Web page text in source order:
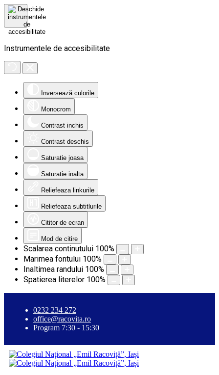
Instrumentele de accesibilitate
Inversează culorile
Monocrom
Contrast inchis
Contrast deschis
Saturatie joasa
Saturatie inalta
Reliefeaza linkurile
Reliefeaza subtitlurile
Cititor de ecran
Mod de citire
Scalarea continutului 100%
Marimea fontului 100%
Inaltimea randului 100%
Spatierea literelor 100%
0232 234 272
office@racovita.ro
Program 7:30 - 15:30